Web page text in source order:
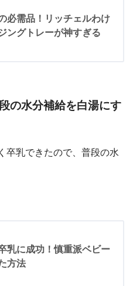
必需品！リッチェルわけ
ングトレーが神すぎる
の水分補給を白湯にす
卒乳できたので、普段の水
乳に成功！慎重派ベビー
方法